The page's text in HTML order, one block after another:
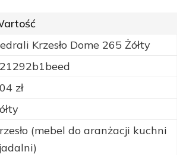
Krzesło Dome 265 Żółty
zł
(mebel do aranżacji kuchni